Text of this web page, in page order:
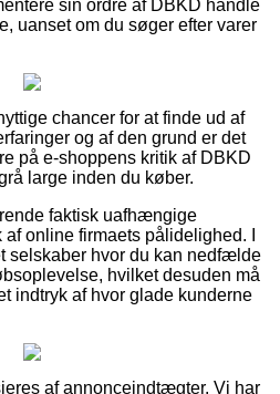
sin ordre af DBKD handle
uanset om du søger efter varer
chancer for at finde ud af
og af den grund er det
på e-shoppens kritik af DBKD
large inden du køber.
faktisk uafhængige
online firmaets pålidelighed. I
selskaber hvor du kan nedfælde
hvilket desuden må
indtryk af hvor glade kunderne
af annonceindtægter. Vi har